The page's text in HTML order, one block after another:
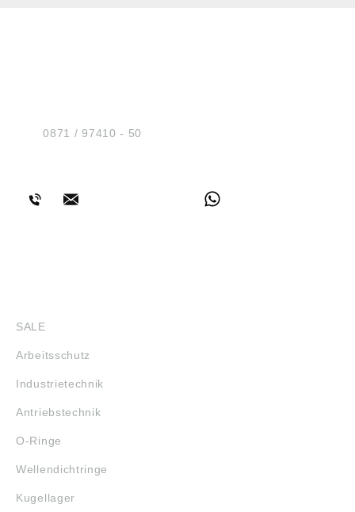
Tel.:0871 / 97410 - 50
SALE
Arbeitsschutz
Industrietechnik
Antriebstechnik
O-Ringe
Wellendichtringe
Kugellager